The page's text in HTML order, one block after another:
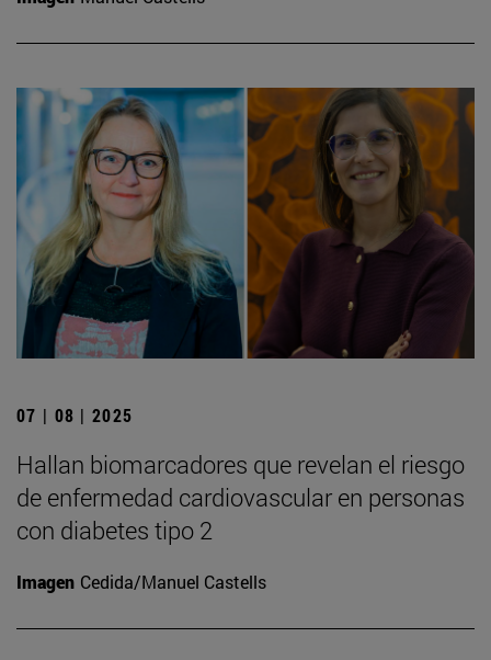
07 | 08 | 2025
Hallan biomarcadores que revelan el riesgo
de enfermedad cardiovascular en personas
con diabetes tipo 2
Imagen Cedida/Manuel Castells